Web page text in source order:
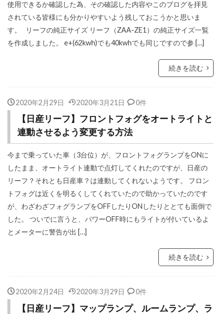
使用できるか確認した為、その確認した内容やこのブログを拝見
されている皆様にも分かりやすいよう残しておこうかと思いま
す。 リーフの純正サイズ リーフ（ZAA-ZE1）の純正サイズ一覧
を作成しました。 e+(62kwh)でも40kwhでも同じですので参 […]
続きを読む
2020年2月29日 2020年3月21日 0件
【日産リーフ】フロントフォグをオートライトと
連動させるよう変更する方法
今まで乗っていた車（3台位）が、フロントフォグランプをONに
したまま、オートライト連動で点灯してくれたのですが、日産の
リーフ？それとも日産車？は連動してくれないようです。 フロン
トフォグは近くを明るくしてくれていたので助かっていたのです
が、わざわざフォグランプをOFFしたりONしたりととても面倒で
した。 ついでに言うと、パワーOFF時にもライトが付いているよ
とメーターに警告が出 […]
続きを読む
2020年2月24日 2020年3月29日 0件
【日産リーフ】マップランプ、ルームランプ、ラ